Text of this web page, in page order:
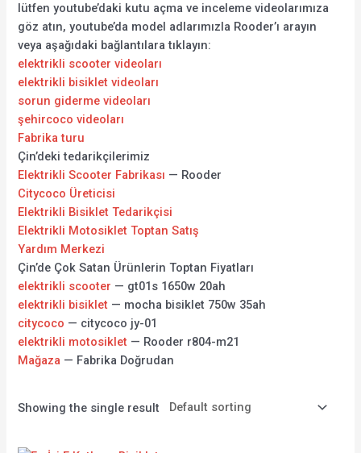
lütfen youtube’daki kutu açma ve inceleme videolarımıza
göz atın, youtube’da model adlarımızla Rooder’ı arayın
veya aşağıdaki bağlantılara tıklayın:
elektrikli scooter videoları
elektrikli bisiklet videoları
sorun giderme videoları
şehircoco videoları
Fabrika turu
Çin’deki tedarikçilerimiz
Elektrikli Scooter Fabrikası — Rooder
Citycoco Üreticisi
Elektrikli Bisiklet Tedarikçisi
Elektrikli Motosiklet Toptan Satış
Yardım Merkezi
Çin’de Çok Satan Ürünlerin Toptan Fiyatları
elektrikli scooter — gt01s 1650w 20ah
elektrikli bisiklet — mocha bisiklet 750w 35ah
citycoco — citycoco jy-01
elektrikli motosiklet — Rooder r804-m21
Mağaza — Fabrika Doğrudan
Showing the single result